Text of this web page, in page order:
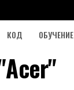
КОД ОБУЧЕНИЕ